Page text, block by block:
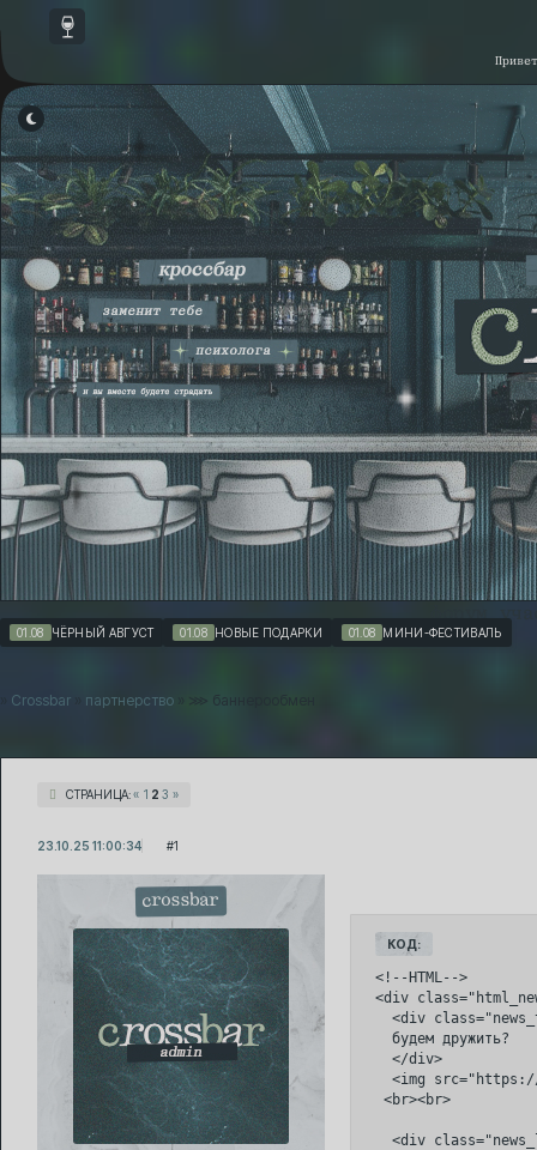
ОТКЛЮЧИТЬ СКРИПТЫ ▾
КАСТОМНЫЕ СКРИПТЫ ▾
СКРИПТЫ ФОРУМА
ССЫЛКИ В НАВИГАЦИИ ФОРУМА ▾
форум
01.08 ЧЁРНЫЙ АВГУСТ 01.08 НОВЫЕ ПОДАРКИ 01.08 МИНИ-ФЕСТИВАЛЬ
Crossbar партнерство ⋙ баннерообмен
СТРАНИЦА:« 1 2 3 »
1
23.10.25 11:00:34
crossbar
КОД:
<!--HTML-->
<div
<div
  будем дружить?
  </div>
<img
<br><br>
<div